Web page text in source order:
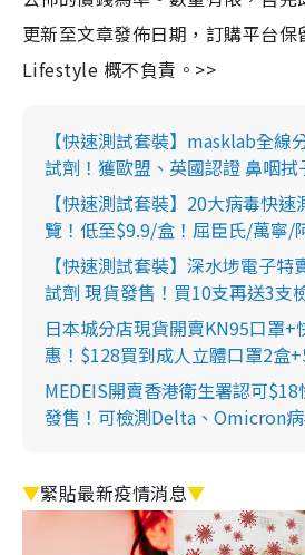
更新至文章發佈日期，訂購平台
Lifestyle 概不負責。>>
【快速測試套裝】masklab全線
試劑！獲歐盟、英國認證 鼻咽拭
【快速測試套裝】20大病毒快
覽！低至$9.9/盒！屈臣氏/萬寧/
【快速測試套裝】深水埗電子
試劑 現貨發售！買10支再送3支
日本城分店現貨開賣KN95口罩+
惠！$128買到成人立體口罩2盒
MEDEIS開賣香港衛生署認可
發售！可檢測Delta、Omicron
▼緊貼最新疫情消息▼